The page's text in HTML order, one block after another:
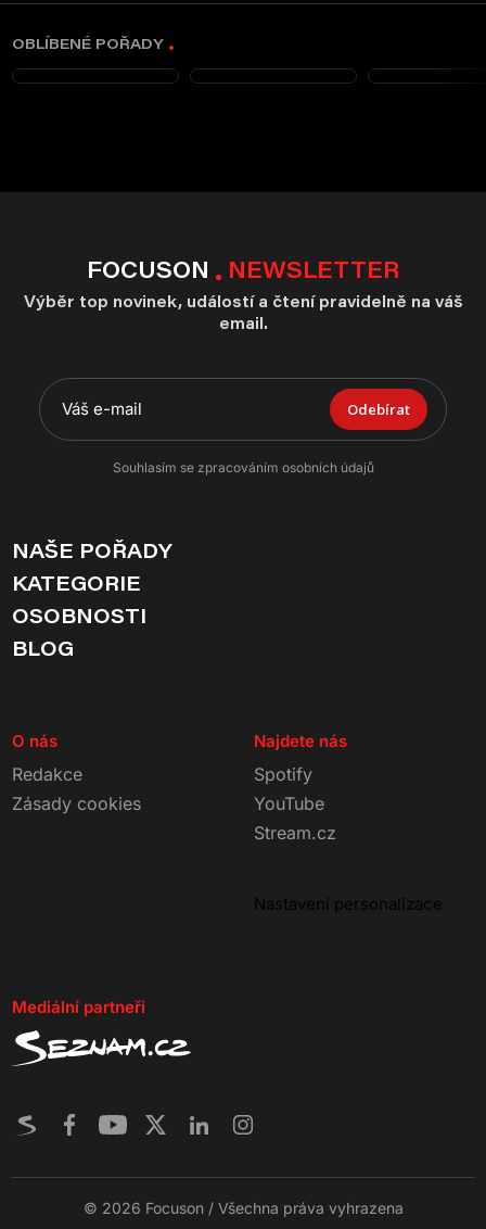
OBLÍBENÉ POŘADY
FOCUSON NEWSLETTER
Výběr top novinek, událostí a čtení pravidelně na váš
email.
Odebírat
Souhlasím se zpracováním osobních údajů
NAŠE POŘADY
KATEGORIE
OSOBNOSTI
BLOG
O nás
Redakce
Zásady cookies
Najdete nás
Spotify
YouTube
Stream.cz
Nastavení personalizace
Mediální partneři
© 2026 Focuson / Všechna práva vyhrazena